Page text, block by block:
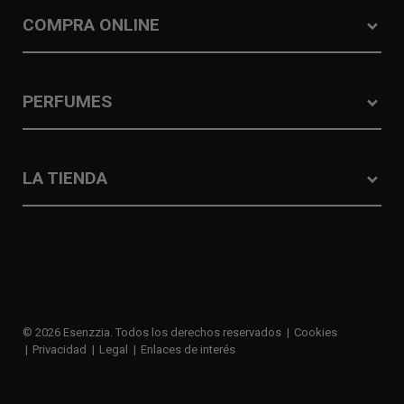
COMPRA ONLINE
PERFUMES
LA TIENDA
© 2026 Esenzzia. Todos los derechos reservados
Cookies
Privacidad
Legal Enlaces de interés